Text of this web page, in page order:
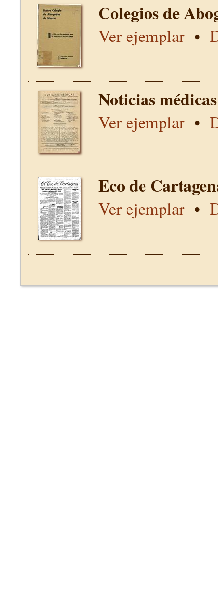
Colegios de
Ver ejemplar•
Noticias
Ver ejemplar•
Eco de
Ver ejemplar•